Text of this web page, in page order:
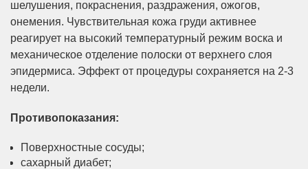
шелушения, покраснения, раздражения, ожогов,
онемения. Чувствительная кожа груди активнее
реагирует на высокий температурный режим воска и
механическое отделение полоски от верхнего слоя
эпидермиса. Эффект от процедуры сохраняется на 2-3
недели.
Противопоказания:
Поверхностные сосуды;
сахарный диабет;